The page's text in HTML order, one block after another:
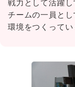
戦力として活躍
チームの一員と
環境をつくってい